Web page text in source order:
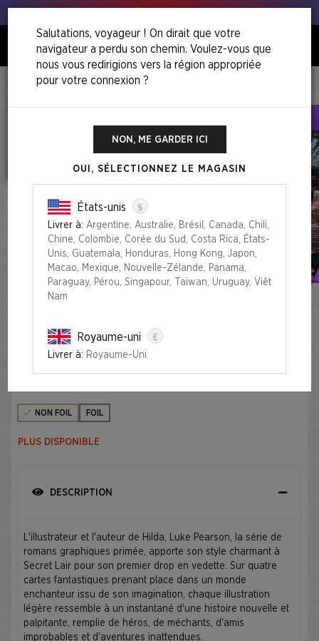
0
Accueil Winter Superdrop 2025
FEATURING: LUKE PEARSON
NON FOIL FOIL
PLUS DISPONIBLE
DESCRIPTION
L'illustrateur et l'auteur de Hilda, Luke Pearson, la série de
romans graphiques primée, apporte son style charmant à
Secret Lair pour son premier drop en vedette. Sur quatre
cartes fantastiques prenant place dans un monde
enchanteur issu de son imagination, chaque illustration
légère ressemble à un instantané d'une histoire nouvelle et
palpitante, remplie de héros, de méchants, d'amis
improbables et d'aventures inattendues.
Salutations, voyageur ! On dirait que votre
navigateur a perdu son chemin. Voulez-vous que
nous vous redirigions vers la région appropriée
pour votre connexion ?
NON, ME GARDER ICI
OUI, SÉLECTIONNEZ LE MAGASIN
États-unis $
Livrer à: Argentine, Australie, Brésil, Canada, Chili,
Chine, Colombie, Corée du Sud, Costa Rica, États-
Unis, Guatemala, Honduras, Hong Kong, Japon,
Macao, Mexique, Nouvelle-Zélande, Panama,
Paraguay, Pérou, Singapour, Taïwan, Uruguay, Viêt
Nam
Royaume-uni £
Livrer à: Royaume-Uni